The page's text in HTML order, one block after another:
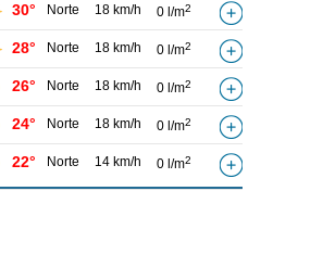
30° Norte 18 km/h 0 l/m2
28° Norte 18 km/h 0 l/m2
26° Norte 18 km/h 0 l/m2
24° Norte 18 km/h 0 l/m2
22° Norte 14 km/h 0 l/m2